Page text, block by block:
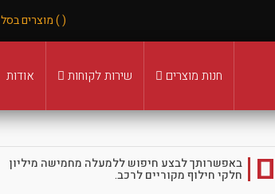
( ) מוצרים בסל
חנות מוצרים שירות לקוחות אודות
באפשרותך לבצע חיפוש ללמעלה מחמישה מיליון
חלקי חילוף מקוריים לרכב.